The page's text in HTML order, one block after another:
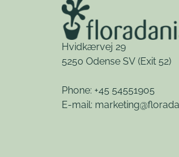
Hvidkærvej 29
5250 Odense SV (Exit 52)
Phone: +45 54551905
E-mail: